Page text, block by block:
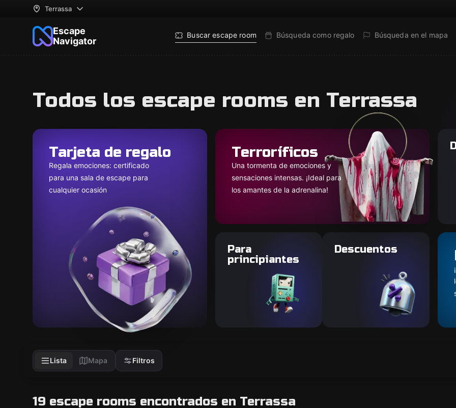
Terrassa
Escape
Navigator
Buscar escape room Búsqueda como regalo Búsqueda en el mapa
Todos los escape rooms en Terrassa
Tarjeta de regalo
Regala emociones: certificado
para una sala de escape para
cualquier ocasión
Terroríficos
Una tormenta de emociones y
sensaciones intensas. ¡Ideal para
los amantes de la adrenalina!
Para
principiantes
Descuentos
Lista Mapa Filtros
19 escape rooms encontrados en Terrassa